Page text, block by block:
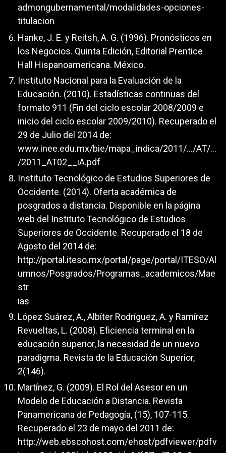
admongubernamental/modalidades-opciones-
titulacion
Hanke, J. E. y Reitsh, A. G. (1996). Pronósticos en
los Negocios. Quinta Edición, Editorial Prentice
Hall Hispanoamericana. México.
Instituto Nacional para la Evaluación de la
Educación. (2010). Estadísticas continuas del
formato 911 (Fin del ciclo escolar 2008/2009 e
inicio del ciclo escolar 2009/2010). Recuperado el
29 de Julio del 2014 de:
www.inee.edu.mx/bie/mapa_indica/2011/.../AT/...
/2011_AT02__iA.pdf
Instituto Tecnológico de Estudios Superiores de
Occidente. (2014). Oferta académica de
posgrados a distancia. Disponible en la página
web del Instituto Tecnológico de Estudios
Superiores de Occidente. Recuperado el 18 de
Agosto del 2014 de:
http://portal.iteso.mx/portal/page/portal/ITESO/Al
umnos/Posgrados/Programas_academicos/Mae
str
ias
López Suárez, A., Albíter Rodríguez, A. y Ramírez
Revueltas, L. (2008). Eficiencia terminal en la
educación superior, la necesidad de un nuevo
paradigma. Revista de la Educación Superior,
2(146).
Martínez, G. (2009). El Rol del Asesor en un
Modelo de Educación a Distancia. Revista
Panamericana de Pedagogía, (15), 107-115.
Recuperado el 23 de mayo del 2011 de:
http://web.ebscohost.com/ehost/pdfviewer/pdfv